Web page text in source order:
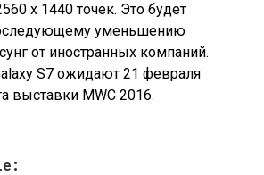
x 1440 точек. Это будет
уменьшению
от иностранных компаний.
S7 ожидают 21 февраля
выставки MWC 2016.